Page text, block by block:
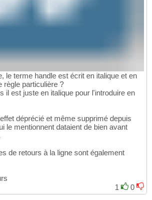
le terme handle est écrit en italique et en
règle particulière ?
il est juste en italique pour l'introduire en
déprécié et même supprimé depuis
le mentionnent dataient de bien avant
de retours à la ligne sont également
1
0